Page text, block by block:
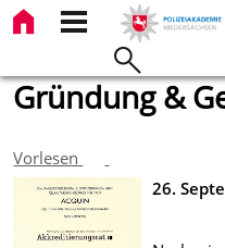
Gründung &
Vorlesen
26.